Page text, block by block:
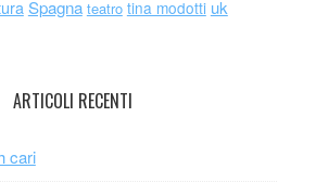
Spagna teatro tina modotti uk
ARTICOLI RECENTI
cari